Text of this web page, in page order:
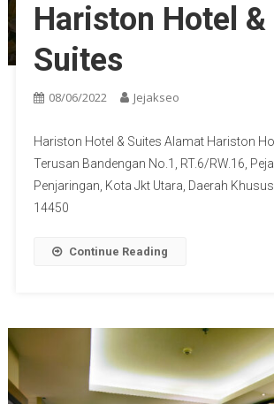
Hariston Hotel &
Suites
08/06/2022 Jejakseo
Hariston Hotel & Suites Alamat Hariston
Terusan Bandengan No.1, RT.6/RW.16,
Penjaringan, Kota Jkt Utara, Daerah
14450
Continue Reading